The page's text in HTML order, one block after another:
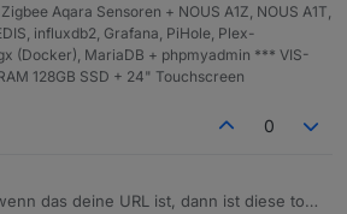
Aqara Sensoren + NOUS A1Z, NOUS A1T,
influxdb2, Grafana, PiHole, Plex-
(Docker), MariaDB + phpmyadmin *** VIS-
128GB SSD + 24" Touchscreen
0
das deine URL ist, dann ist diese total